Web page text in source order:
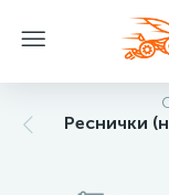
Реснички